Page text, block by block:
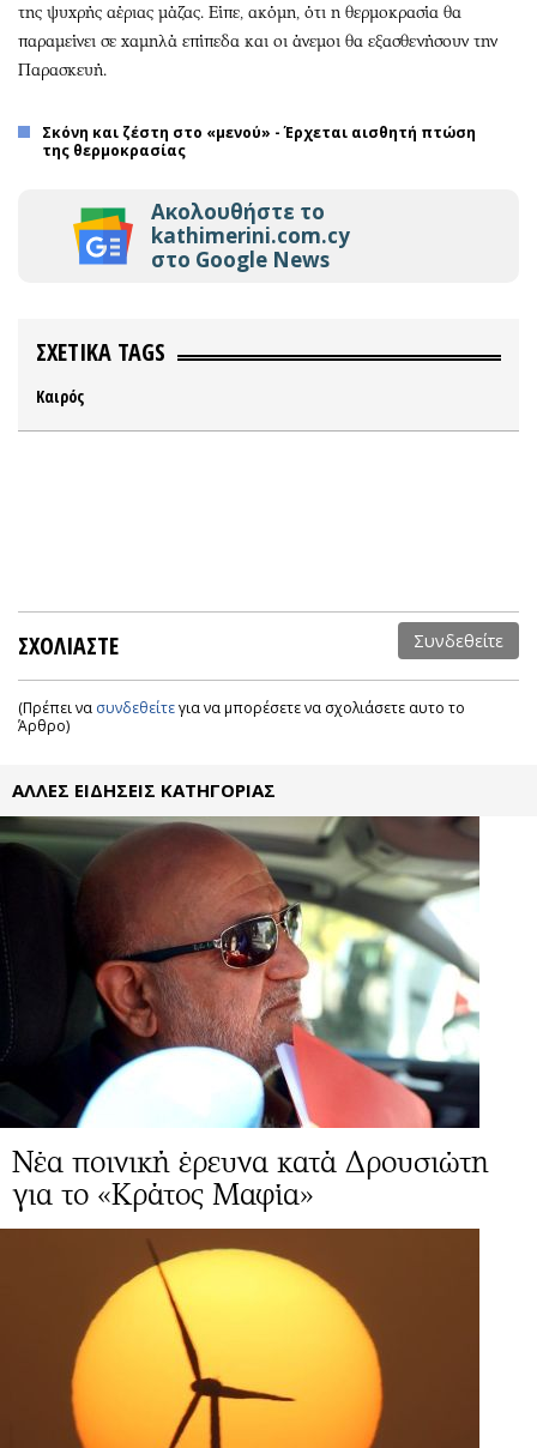
της ψυχρής αέριας μάζας. Είπε, ακόμη, ότι η θερμοκρασία θα
παραμείνει σε χαμηλά επίπεδα και οι άνεμοι θα εξασθενήσουν την
Παρασκευή.
Σκόνη και ζέστη στο «μενού» - Έρχεται αισθητή πτώση
της θερμοκρασίας
Ακολουθήστε το
kathimerini.com.cy
στο Google News
ΣΧΕΤΙΚΑ TAGS
Καιρός
ΣΧΟΛΙΑΣΤΕ Συνδεθείτε
(Πρέπει να συνδεθείτεγια να μπορέσετε να σχολιάσετε αυτο το
Άρθρο)
ΑΛΛΕΣ ΕΙΔΗΣΕΙΣ ΚΑΤΗΓΟΡΙΑΣ
Νέα ποινική έρευνα κατά Δρουσιώτη
για το «Κράτος Μαφία»